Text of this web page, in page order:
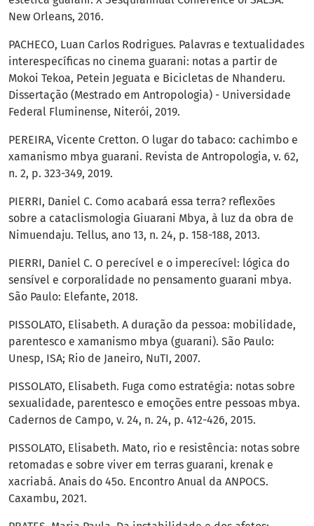
New Orleans, 2016.
PACHECO, Luan Carlos Rodrigues. Palavras e textualidades
interespecíficas no cinema guarani: notas a partir de
Mokoi Tekoa, Petein Jeguata e Bicicletas de Nhanderu.
Dissertação (Mestrado em Antropologia) - Universidade
Federal Fluminense, Niterói, 2019.
PEREIRA, Vicente Cretton. O lugar do tabaco: cachimbo e
xamanismo mbya guarani. Revista de Antropologia, v. 62,
n. 2, p. 323-349, 2019.
PIERRI, Daniel C. Como acabará essa terra? reflexões
sobre a cataclismologia Giuarani Mbya, à luz da obra de
Nimuendaju. Tellus, ano 13, n. 24, p. 158-188, 2013.
PIERRI, Daniel C. O perecível e o imperecível: lógica do
sensível e corporalidade no pensamento guarani mbya.
São Paulo: Elefante, 2018.
PISSOLATO, Elisabeth. A duração da pessoa: mobilidade,
parentesco e xamanismo mbya (guarani). São Paulo:
Unesp, ISA; Rio de Janeiro, NuTI, 2007.
PISSOLATO, Elisabeth. Fuga como estratégia: notas sobre
sexualidade, parentesco e emoções entre pessoas mbya.
Cadernos de Campo, v. 24, n. 24, p. 412-426, 2015.
PISSOLATO, Elisabeth. Mato, rio e resistência: notas sobre
retomadas e sobre viver em terras guarani, krenak e
xacriabá. Anais do 45o. Encontro Anual da ANPOCS.
Caxambu, 2021.